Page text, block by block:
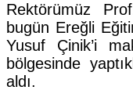
Rektörümüz
bugün Ereğli
Yusuf Çinik’i
bölgesinde
aldı.